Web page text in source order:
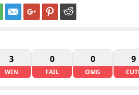
3
WIN
0
FAIL
0
OMG
9